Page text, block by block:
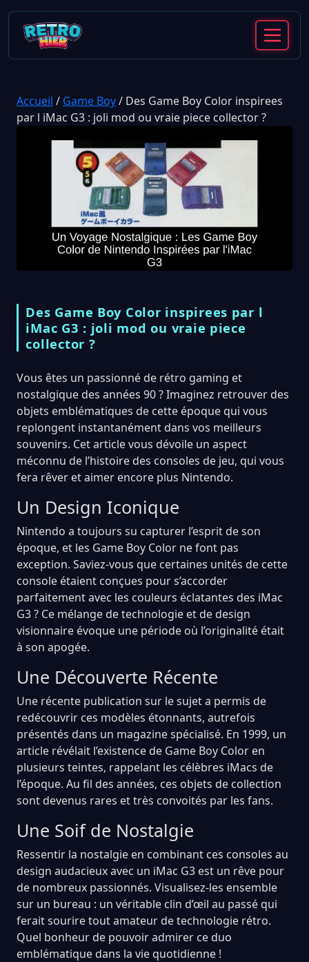
Accueil / Game Boy/ Des Game Boy Color inspirees
par l iMac G3 : joli mod ou vraie piece collector ?
Des Game Boy Color inspirees par l
iMac G3 : joli mod ou vraie piece
collector ?
Vous êtes un passionné de rétro gaming et
nostalgique des années 90 ? Imaginez retrouver des
objets emblématiques de cette époque qui vous
replongent instantanément dans vos meilleurs
souvenirs. Cet article vous dévoile un aspect
méconnu de l’histoire des consoles de jeu, qui vous
fera rêver et aimer encore plus Nintendo.
Un Design Iconique
Nintendo a toujours su capturer l’esprit de son
époque, et les Game Boy Color ne font pas
exception. Saviez-vous que certaines unités de cette
console étaient conçues pour s’accorder
parfaitement avec les couleurs éclatantes des iMac
G3 ? Ce mélange de technologie et de design
visionnaire évoque une période où l’originalité était
à son apogée.
Une Découverte Récente
Une récente publication sur le sujet a permis de
redécouvrir ces modèles étonnants, autrefois
présentés dans un magazine spécialisé. En 1999, un
article révélait l’existence de Game Boy Color en
plusieurs teintes, rappelant les célèbres iMacs de
l’époque. Au fil des années, ces objets de collection
sont devenus rares et très convoités par les fans.
Une Soif de Nostalgie
Ressentir la nostalgie en combinant ces consoles au
design audacieux avec un iMac G3 est un rêve pour
de nombreux passionnés. Visualisez-les ensemble
sur un bureau : un véritable clin d’œil au passé qui
ferait sourire tout amateur de technologie rétro.
Quel bonheur de pouvoir admirer ce duo
emblématique dans la vie quotidienne !